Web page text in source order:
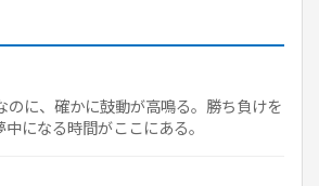
のに、確かに鼓動が高鳴る。勝ち負けを
中になる時間がここにある。